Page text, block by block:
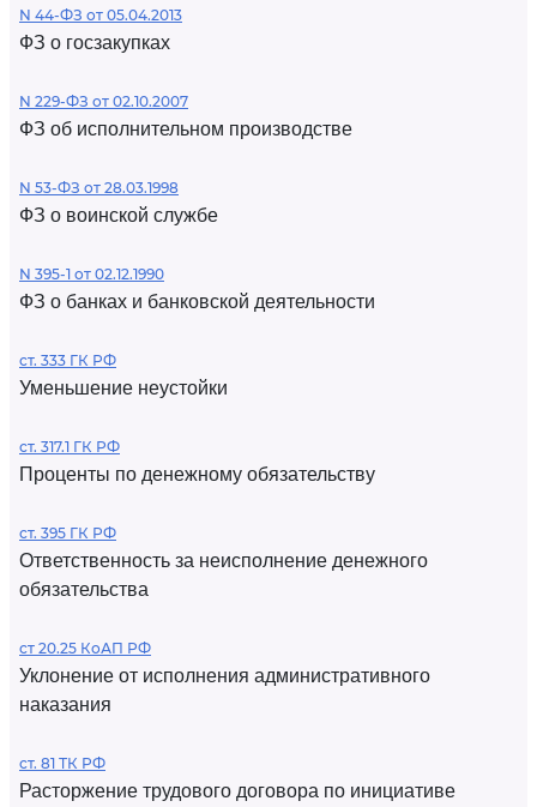
N 44-ФЗ от 05.04.2013
ФЗ о госзакупках
N 229-ФЗ от 02.10.2007
ФЗ об исполнительном производстве
N 53-ФЗ от 28.03.1998
ФЗ о воинской службе
N 395-1 от 02.12.1990
ФЗ о банках и банковской деятельности
ст. 333 ГК РФ
Уменьшение неустойки
ст. 317.1 ГК РФ
Проценты по денежному обязательству
ст. 395 ГК РФ
Ответственность за неисполнение денежного
обязательства
ст 20.25 КоАП РФ
Уклонение от исполнения административного
наказания
ст. 81 ТК РФ
Расторжение трудового договора по инициативе